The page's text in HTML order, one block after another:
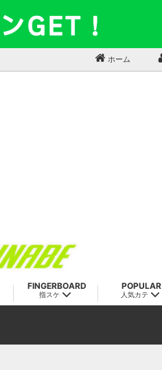
ホーム
FINGERBOARD
指スケ
POPULAR
人気カテ